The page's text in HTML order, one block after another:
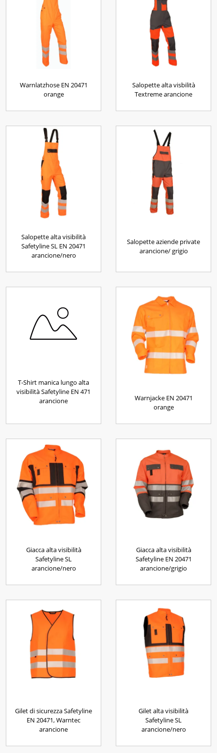
Warnlatzhose EN 20471
orange
Salopette alta visbilità
Textreme arancione
Salopette alta visibilità
Safetyline SL EN 20471
arancione/nero
Salopette aziende private
arancione/ grigio
T-Shirt manica lungo alta
visibilità Safetyline EN 471
arancione
Warnjacke EN 20471
orange
Giacca alta visibilità
Safetyline SL
arancione/nero
Giacca alta visibilità
Safetyline EN 20471
arancione/grigio
Gilet di sicurezza Safetyline
EN 20471, Warntec
arancione
Gilet alta visibilità
Safetyline SL
arancione/nero